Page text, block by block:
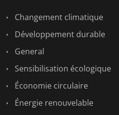
Changement climatique
Développement durable
General
Sensibilisation écologique
Économie circulaire
Énergie renouvelable